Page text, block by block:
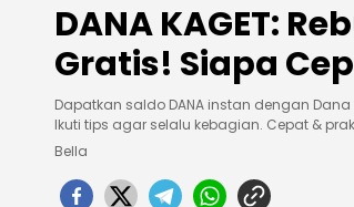
DANA KAGET:
Gratis! Siapa
Dapatkan saldo DANA instan dengan
Ikuti tips agar selalu kebagian. Cepat &
Bella